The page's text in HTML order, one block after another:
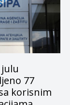
julu
77
korisnim